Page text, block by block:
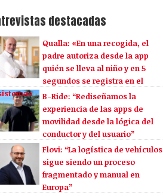
destacadas
Qualla: «En una recogida, el
padre autoriza desde la app
quién se lleva al niño y en 5
segundos se registra en el
B-Ride: “Rediseñamos la
experiencia de las apps de
movilidad desde la lógica del
conductor y del usuario”
Flovi: “La logística de vehículos
sigue siendo un proceso
fragmentado y manual en
Europa”